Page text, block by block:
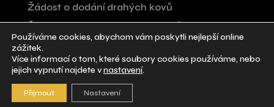
Žádost o dodání drahých kovů
Žádost o odprodej drahých kovů
Žádost o sloučení zboží pod jednu smlouvu
Používáme cookies, abychom vám poskytli nejlepší online
zážitek.
Více informací o tom, které soubory cookies používáme, nebo
jejich vypnutí najdete vnastavení.
Přijmout Nastavení